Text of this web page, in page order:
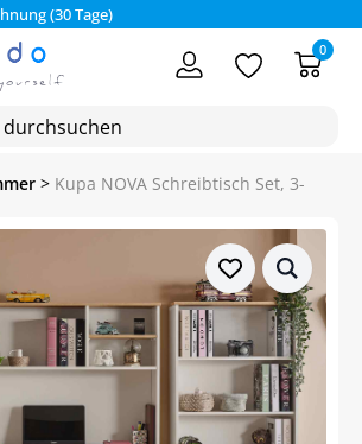
(30 Tage)
0
> Kupa NOVA Schreibtisch Set, 3-